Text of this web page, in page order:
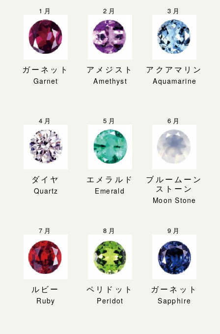
1月
ガーネット
2月
アメジスト
3月
アクアマリン
4月
ダイヤ
5月
エメラルド
6月
ブルームーン
ストーン
7月
ルビー
8月
ペリドット
9月
ガーネット